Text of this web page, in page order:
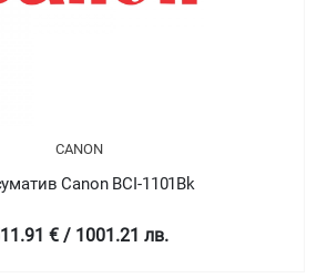
CANON
Canon BCI-1101Bk
€ / 1001.21 лв.